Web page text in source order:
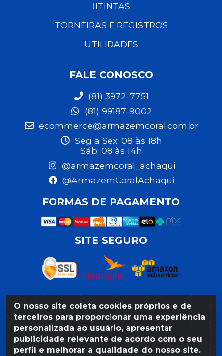
O nosso site coleta cookies próprios e de
terceiros para proporcionar uma experiência
personalizada ao usuário, apresentar
publicidade relevante de acordo com o seu
perfil e melhorar a qualidade do nosso site.
TINTAS
TORNEIRAS E REGISTROS
UTILIDADES
FALE CONOSCO
(81) 3972-7751
(81) 99187-9002
ecommerce@armazemcoral.com.br
Seg a Sex: 08 às 18h
Sáb: 08 às 14h
@armazemcoral_achaqui
@ArmazemCoralAchaqui
FORMAS DE PAGAMENTO
SITE SEGURO
Razão Social: Armazém Coral LTDA - Rua da Praia,
103 - São José - Recife/PE - CEP 50020-550 -
CNPJ 11.623.188/0027-80